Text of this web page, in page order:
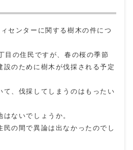
センターに関する樹木の件につ
目の住民ですが、春の桜の季節
設のために樹木が伐採される予定
て、伐採してしまうのはもったい
ないでしょうか。
民の間で異論は出なかったのでし